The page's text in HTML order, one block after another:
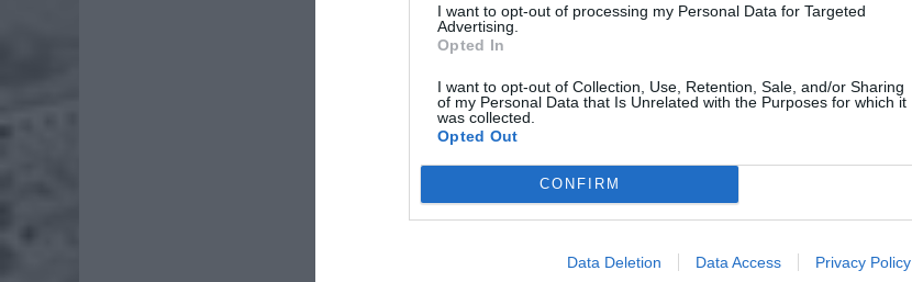
I want to opt-out of processing my Personal Data for Targeted
Advertising.
Opted In
I want to opt-out of Collection, Use, Retention, Sale, and/or Sharing
of my Personal Data that Is Unrelated with the Purposes for which it
was collected.
Opted Out
CONFIRM
Data Deletion Data Access Privacy Policy
ZOBACZ RÓWNIEŻ: